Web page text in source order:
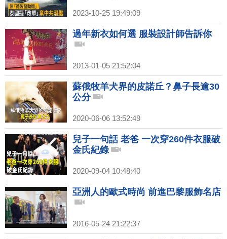
2023-10-25 19:49:09
過年新衣如何選 服裝設計師告訴你
2013-01-05 21:52:04
蘇俄牧羊犬界的皮諾丘？鼻子長逾30
公分
2020-06-06 13:52:49
兒子一句話 老爸 一次穿260件衣服破
金氏紀錄
2020-09-04 10:48:40
亞洲人的歐式時尚 前進巴黎服飾名店
2016-05-24 21:22:37